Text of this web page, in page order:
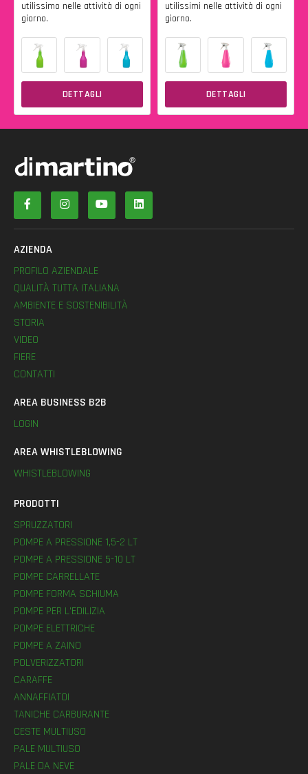
utilissimo nelle attività di ogni
giorno.
DETTAGLI
utilissimi nelle attività di ogni
giorno.
DETTAGLI
AZIENDA
PROFILO AZIENDALE
QUALITÀ TUTTA ITALIANA
AMBIENTE E SOSTENIBILITÀ
STORIA
VIDEO
FIERE
CONTATTI
AREA BUSINESS B2B
LOGIN
AREA WHISTLEBLOWING
WHISTLEBLOWING
PRODOTTI
SPRUZZATORI
POMPE A PRESSIONE 1,5-2 LT
POMPE A PRESSIONE 5-10 LT
POMPE CARRELLATE
POMPE FORMA SCHIUMA
POMPE PER L’EDILIZIA
POMPE ELETTRICHE
POMPE A ZAINO
POLVERIZZATORI
CARAFFE
ANNAFFIATOI
TANICHE CARBURANTE
CESTE MULTIUSO
PALE MULTIUSO
PALE DA NEVE